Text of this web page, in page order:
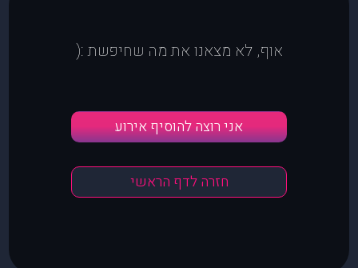
אוף, לא מצאנו את מה שחיפשת :(
אני רוצה להוסיף אירוע
חזרה לדף הראשי